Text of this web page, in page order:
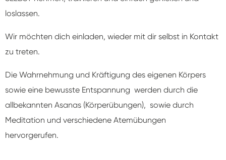
loslassen.
Wir möchten dich einladen, wieder mit dir selbst in Kontakt
zu treten.
Die Wahrnehmung und Kräftigung des eigenen Körpers
sowie eine bewusste Entspannung werden durch die
allbekannten Asanas (Körperübungen), sowie durch
Meditation und verschiedene Atemübungen
hervorgerufen.